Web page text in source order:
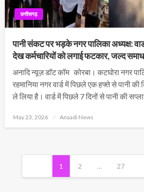
छत्तीसगढ़
पानी संकट पर भड़के नगर पालिका अध्यक्ष:
देख कर्मचारियों को लगाई फटकार, जल्द
अनादि न्यूज़ डॉट कॉम कोरबा। कटघोरा नगर
रहमानिया नगर वार्ड में पिछले एक हफ्ते से पानी
ले लिया है। वार्ड में पिछले 7 दिनों से पानी की
Posted
May 23, 2026 Anaadi News
Posts
pagination
1 2 … 27